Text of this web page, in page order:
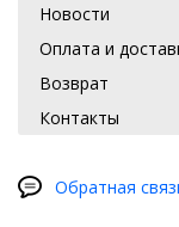
Новости
Оплата и
Возврат
Контакты
Обратная